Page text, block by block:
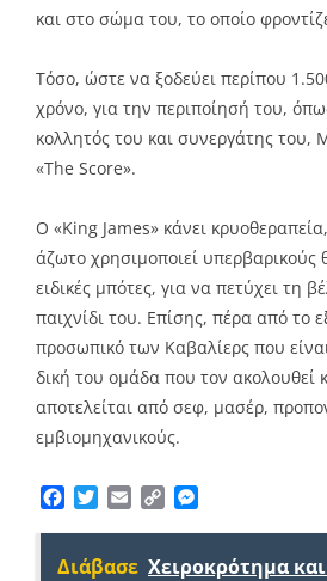
και στο σώμα του, το οποίο
Τόσο, ώστε να ξοδεύει περίπου
χρόνο, για την περιποίησή του,
κολλητός του και συνεργάτης του,
«The Score».
Ο «King James» κάνει
άζωτο χρησιμοποιεί υπερβαρικούς
ειδικές μπότες, για να πετύχει τη
παιχνίδι του. Επίσης, πέρα από το
προσωπικό των Καβαλίερς που
δική του ομάδα που τον ακολουθεί
αποτελείται από σεφ, μασέρ,
εμβιομηχανικούς.
Facebook
TwitterEmailCopy
Διάβασε Χειροκρότημα